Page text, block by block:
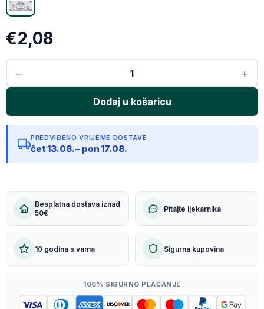
€2,08
PREDVIĐENO VRIJEME DOSTAVE
čet 13.08. – pon 17.08.
Besplatna dostava iznad
50€
Pitajte ljekarnika
10 godina s vama Sigurna kupovina
100% SIGURNO PLAĆANJE